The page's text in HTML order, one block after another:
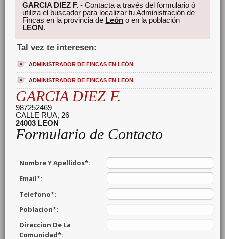
GARCIA DIEZ F. - Contacta a través del formulario ó
utiliza el buscador para localizar tu Administración de
Fincas en la provincia de León o en la población
LEON.
Tal vez te interesen:
ADMINISTRADOR DE FINCAS EN LEÓN
ADMINISTRADOR DE FINCAS EN LEON
GARCIA DIEZ F.
987252469
CALLE RUA, 26
24003 LEON
Formulario de Contacto